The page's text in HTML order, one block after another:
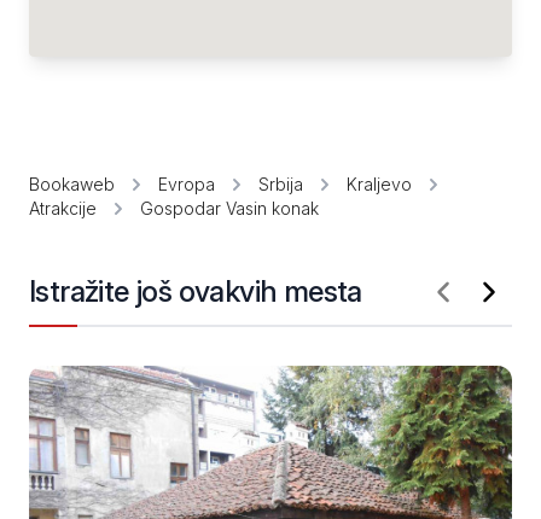
Bookaweb Evropa Srbija
Kraljevo
Atrakcije
Gospodar Vasin konak
Istražite još ovakvih mesta